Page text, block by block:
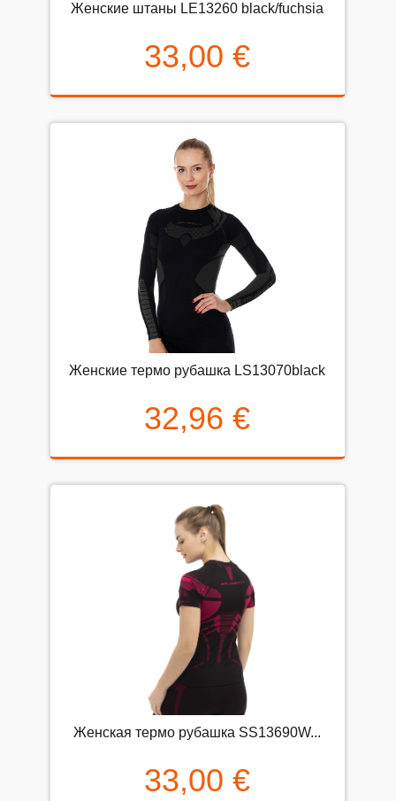
Женские штаны LE13260 black/fuchsia
33,00 €
Женские термо рубашка LS13070black
32,96 €
Женская термо рубашка SS13690W...
33,00 €